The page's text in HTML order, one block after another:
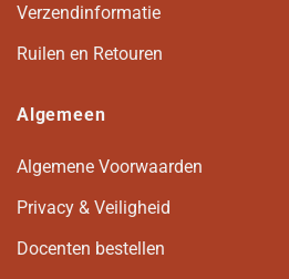
Verzendinformatie
Ruilen en Retouren
Algemeen
Algemene Voorwaarden
Privacy & Veiligheid
Docenten bestellen